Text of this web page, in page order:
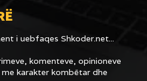
i uebfaqes Shkoder.net...
komenteve, opinioneve
karakter kombëtar dhe